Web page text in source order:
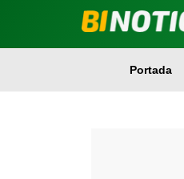
Portada